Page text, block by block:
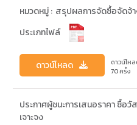
หมวดหมู่ : สรุปผลการจัดซื้อจัดจ้า
ประเภทไฟล์
ดาวน์โหลด
ดาวน์โห
70 ครั้ง
ประกาศผู้ชนะการเสนอราคา ซื้อ
เจาะจง